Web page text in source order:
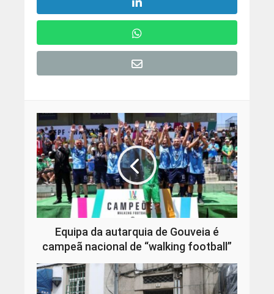
Equipa da autarquia de Gouveia é
campeã nacional de “walking football”